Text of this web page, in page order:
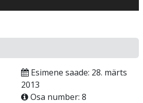
Esimene saade: 28. märts
2013
Osa number: 8